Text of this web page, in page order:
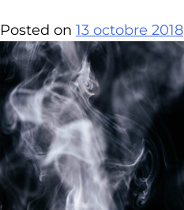
Posted on 13 octobre 2018